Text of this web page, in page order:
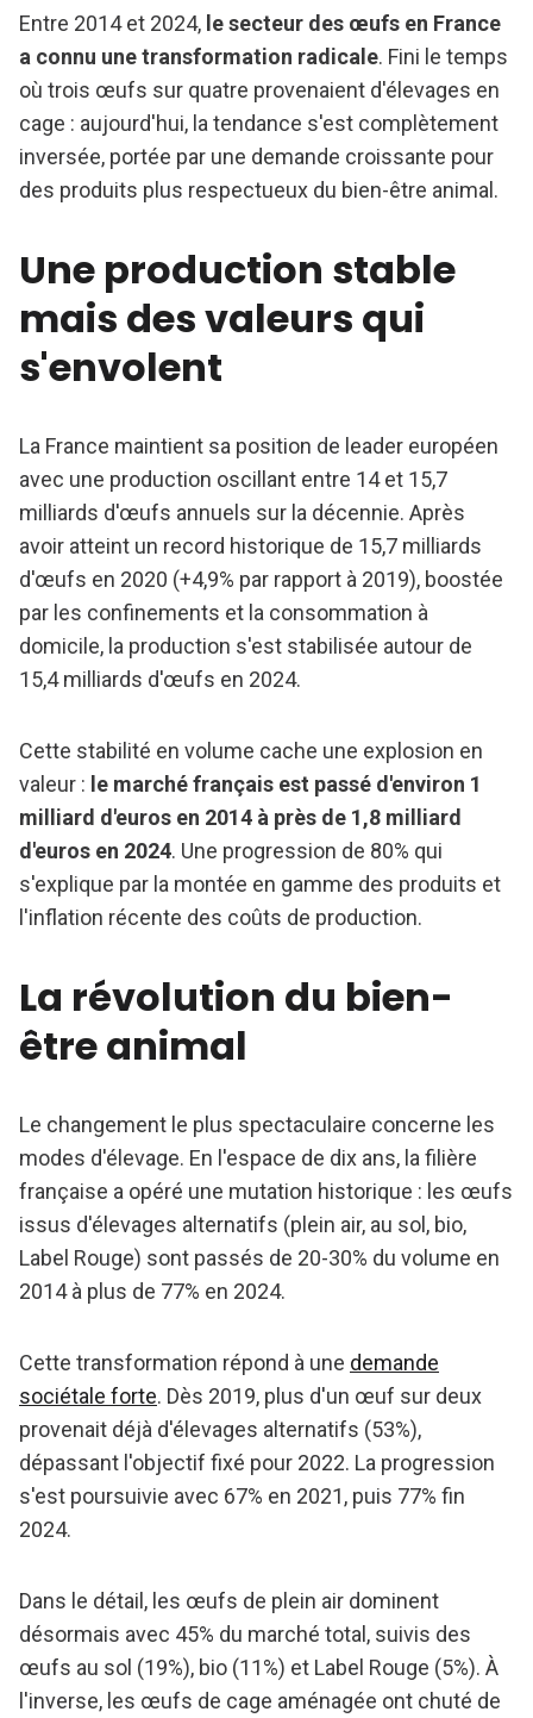
Entre 2014 et 2024, le secteur des œufs en France
a connu une transformation radicale. Fini le temps
où trois œufs sur quatre provenaient d'élevages en
cage : aujourd'hui, la tendance s'est complètement
inversée, portée par une demande croissante pour
des produits plus respectueux du bien-être animal.
Une production stable
mais des valeurs qui
s'envolent
La France maintient sa position de leader européen
avec une production oscillant entre 14 et 15,7
milliards d'œufs annuels sur la décennie. Après
avoir atteint un record historique de 15,7 milliards
d'œufs en 2020 (+4,9% par rapport à 2019), boostée
par les confinements et la consommation à
domicile, la production s'est stabilisée autour de
15,4 milliards d'œufs en 2024.
Cette stabilité en volume cache une explosion en
valeur : le marché français est passé d'environ 1
milliard d'euros en 2014 à près de 1,8 milliard
d'euros en 2024. Une progression de 80% qui
s'explique par la montée en gamme des produits et
l'inflation récente des coûts de production.
La révolution du bien-
être animal
Le changement le plus spectaculaire concerne les
modes d'élevage. En l'espace de dix ans, la filière
française a opéré une mutation historique : les œufs
issus d'élevages alternatifs (plein air, au sol, bio,
Label Rouge) sont passés de 20-30% du volume en
2014 à plus de 77% en 2024.
Cette transformation répond à une demande
sociétale forte. Dès 2019, plus d'un œuf sur deux
provenait déjà d'élevages alternatifs (53%),
dépassant l'objectif fixé pour 2022. La progression
s'est poursuivie avec 67% en 2021, puis 77% fin
2024.
Dans le détail, les œufs de plein air dominent
désormais avec 45% du marché total, suivis des
œufs au sol (19%), bio (11%) et Label Rouge (5%). À
l'inverse, les œufs de cage aménagée ont chuté de